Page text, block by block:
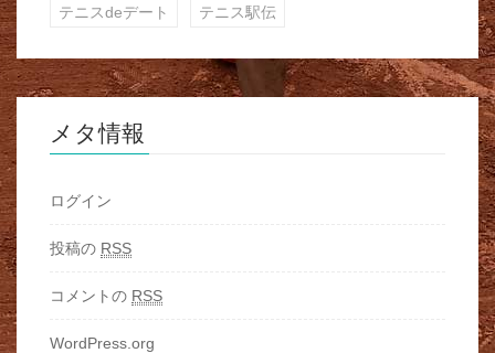
テニスdeデート テニス駅伝
メタ情報
ログイン
投稿の RSS
コメントの RSS
WordPress.org